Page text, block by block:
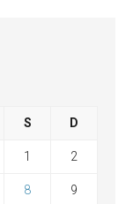
S D
1 2
8 9